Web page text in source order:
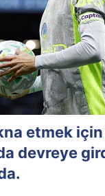
etmek
devreye